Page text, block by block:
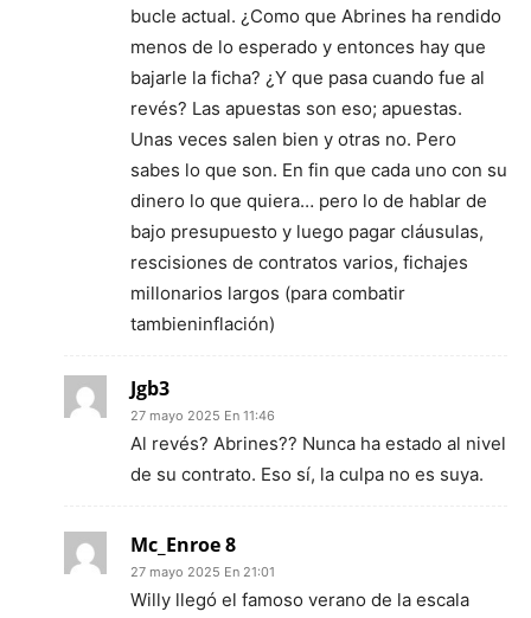
bucle actual. ¿Como que Abrines ha rendido
menos de lo esperado y entonces hay que
bajarle la ficha? ¿Y que pasa cuando fue al
revés? Las apuestas son eso; apuestas.
Unas veces salen bien y otras no. Pero
sabes lo que son. En fin que cada uno con su
dinero lo que quiera… pero lo de hablar de
bajo presupuesto y luego pagar cláusulas,
rescisiones de contratos varios, fichajes
millonarios largos (para combatir
tambieninflación)
Jgb3
27 mayo 2025 En 11:46
Al revés? Abrines?? Nunca ha estado al nivel
de su contrato. Eso sí, la culpa no es suya.
Mc_Enroe 8
27 mayo 2025 En 21:01
Willy llegó el famoso verano de la escala